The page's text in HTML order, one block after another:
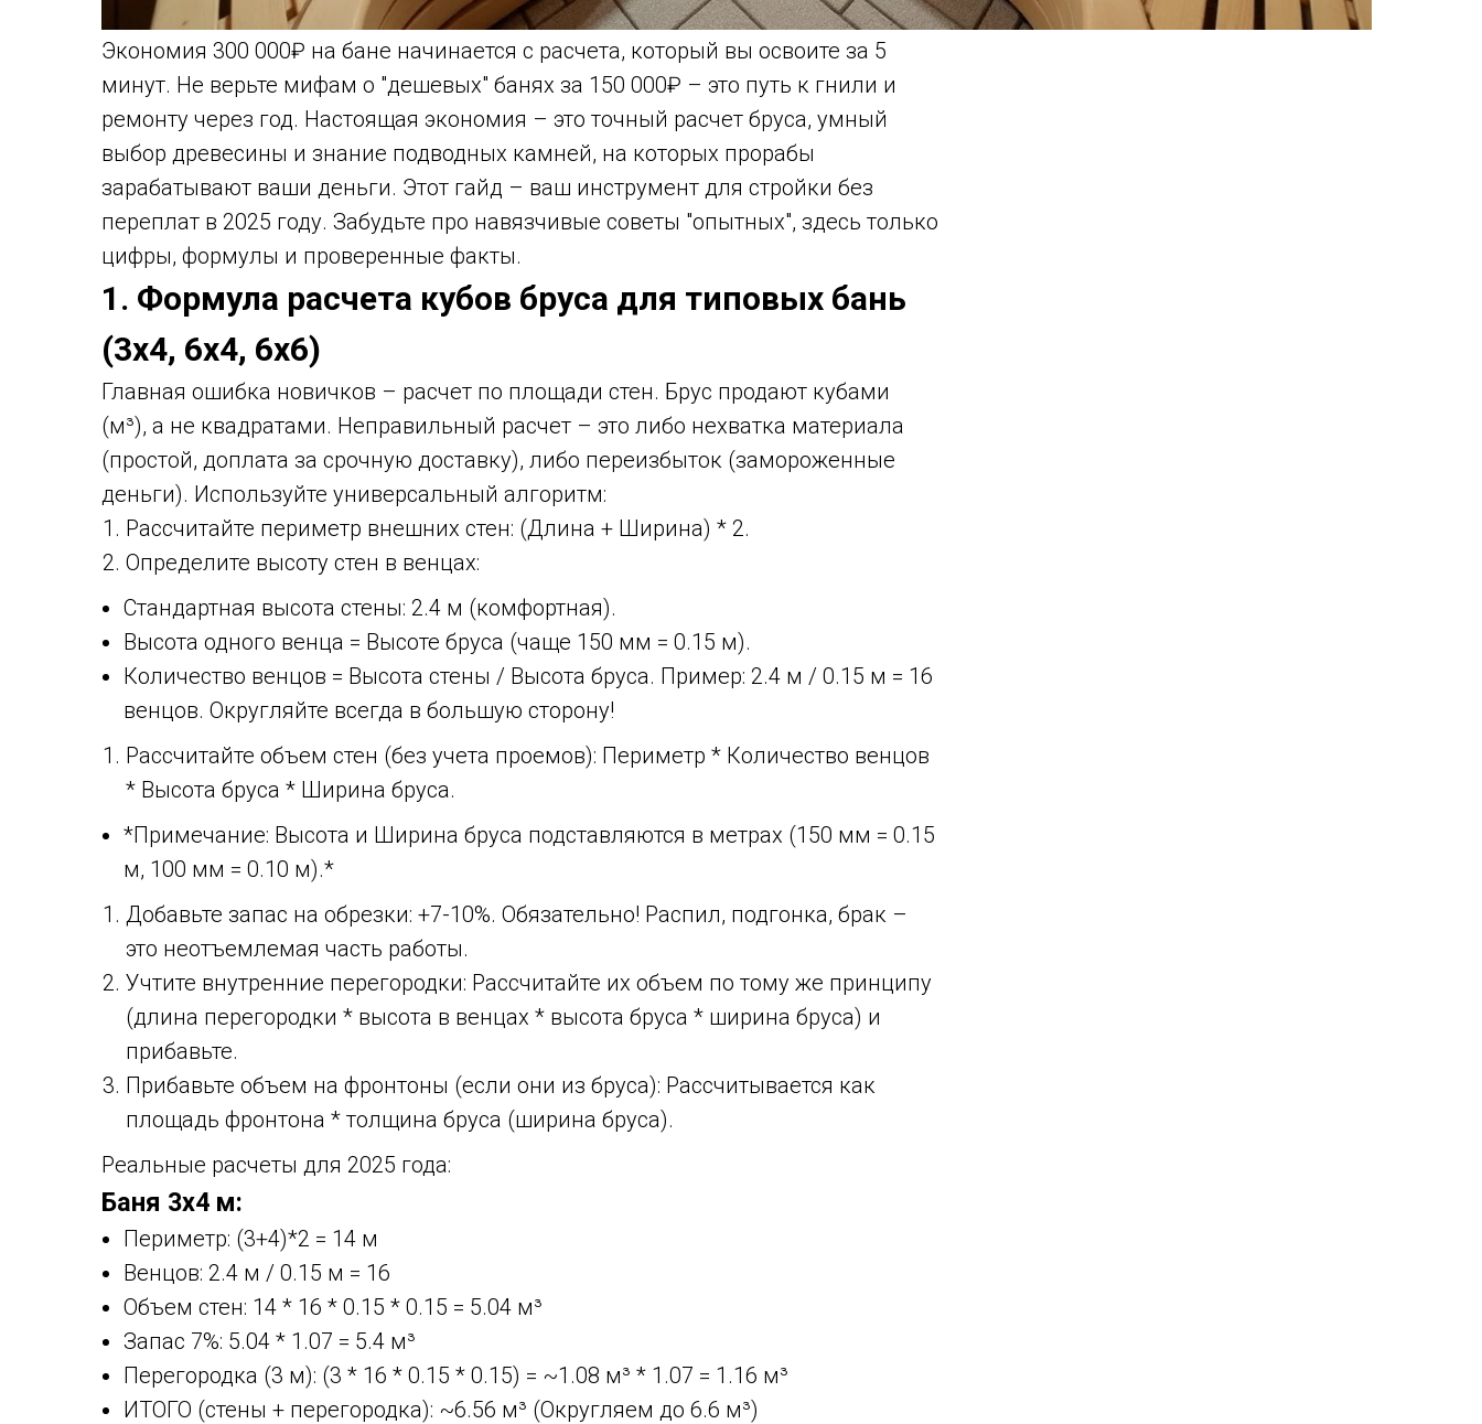
Экономия 300 000₽ на бане начинается с расчета, который вы освоите за 5
минут. Не верьте мифам о "дешевых" банях за 150 000₽ – это путь к гнили и
ремонту через год. Настоящая экономия – это точный расчет бруса, умный
выбор древесины и знание подводных камней, на которых прорабы
зарабатывают ваши деньги. Этот гайд – ваш инструмент для стройки без
переплат в 2025 году. Забудьте про навязчивые советы "опытных", здесь только
цифры, формулы и проверенные факты.
1. Формула расчета кубов бруса для типовых бань
(3х4, 6х4, 6х6)
Главная ошибка новичков – расчет по площади стен. Брус продают кубами
(м³), а не квадратами. Неправильный расчет – это либо нехватка материала
(простой, доплата за срочную доставку), либо переизбыток (замороженные
деньги). Используйте универсальный алгоритм:
Рассчитайте периметр внешних стен: (Длина + Ширина) * 2.
Определите высоту стен в венцах:
Стандартная высота стены: 2.4 м (комфортная).
Высота одного венца = Высоте бруса (чаще 150 мм = 0.15 м).
Количество венцов = Высота стены / Высота бруса. Пример: 2.4 м / 0.15 м = 16
венцов. Округляйте всегда в большую сторону!
Рассчитайте объем стен (без учета проемов): Периметр * Количество венцов
* Высота бруса * Ширина бруса.
*Примечание: Высота и Ширина бруса подставляются в метрах (150 мм = 0.15
м, 100 мм = 0.10 м).*
Добавьте запас на обрезки: +7-10%. Обязательно! Распил, подгонка, брак –
это неотъемлемая часть работы.
Учтите внутренние перегородки: Рассчитайте их объем по тому же принципу
(длина перегородки * высота в венцах * высота бруса * ширина бруса) и
прибавьте.
Прибавьте объем на фронтоны (если они из бруса): Рассчитывается как
площадь фронтона * толщина бруса (ширина бруса).
Реальные расчеты для 2025 года:
Баня 3х4 м:
Периметр: (3+4)*2 = 14 м
Венцов: 2.4 м / 0.15 м = 16
Объем стен: 14 * 16 * 0.15 * 0.15 = 5.04 м³
Запас 7%: 5.04 * 1.07 = 5.4 м³
Перегородка (3 м): (3 * 16 * 0.15 * 0.15) = ~1.08 м³ * 1.07 = 1.16 м³
ИТОГО (стены + перегородка): ~6.56 м³ (Округляем до 6.6 м³)